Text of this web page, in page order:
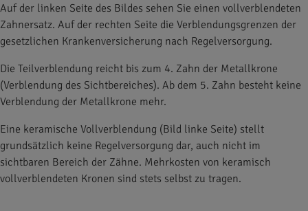
Auf der linken Seite des Bildes sehen Sie einen vollverblendeten
Zahnersatz. Auf der rechten Seite die Verblendungsgrenzen der
gesetzlichen Krankenversicherung nach Regelversorgung.
Die Teilverblendung reicht bis zum 4. Zahn der Metallkrone
(Verblendung des Sichtbereiches). Ab dem 5. Zahn besteht keine
Verblendung der Metallkrone mehr.
Eine keramische Vollverblendung (Bild linke Seite) stellt
grundsätzlich keine Regelversorgung dar, auch nicht im
sichtbaren Bereich der Zähne. Mehrkosten von keramisch
vollverblendeten Kronen sind stets selbst zu tragen.